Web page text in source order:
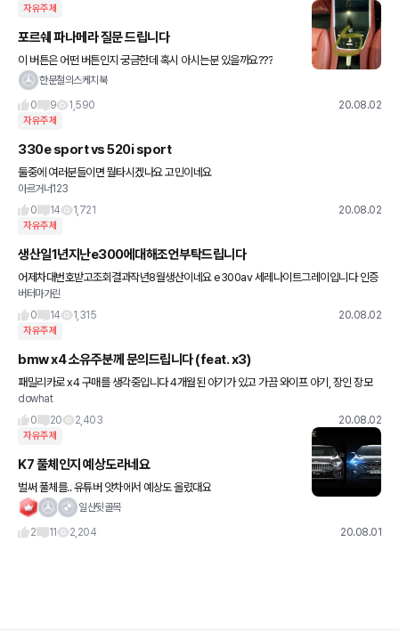
자유주제
포르쉐 파나메라 질문 드립니다
이 버튼은 어떤 버튼인지 궁금한데 혹시 아시는분 있을까요???
한문철의스케치북
0
9 1,590 20.08.02
자유주제
330e sport vs 520i sport
둘중에 여러분들이면 뭘타시겠나요 고민이네요
아르거너123
0
14 1,721 20.08.02
자유주제
생산일1년지난e300에대해조언부탁드립니다
어제차대번호받고조회결과작년8월생산이네요 e300av 세레나이트그레이입니다 인증
문제로4월부터20년식출고되었다는데 인기있어서없어서못판다는차가왜여태안팔리고
있었을까요?제가상담한그날오픈되었다는데... 상식적
버터마가린
0
14 1,315 20.08.02
자유주제
bmw x4 소유주분께 문의드립니다 (feat. x3)
패밀리카로 x4 구매를 생각중입니다 4개월된 아기가 있고 가끔 와이프 아기, 장인 장모
와 여행을 갑니다. 장인장모 패밀리카로 디스커버리가 있어서 여행가는데 불편함은 못느
꼈습니다. 다른 분들은 x
dowhat
0
20 2,403 20.08.02
자유주제
K7 풀체인지 예상도라네요
벌써 풀체를.. 유튜버 앗차에서 예상도 올렸대요
일산뒷골목
2
11 2,204 20.08.01